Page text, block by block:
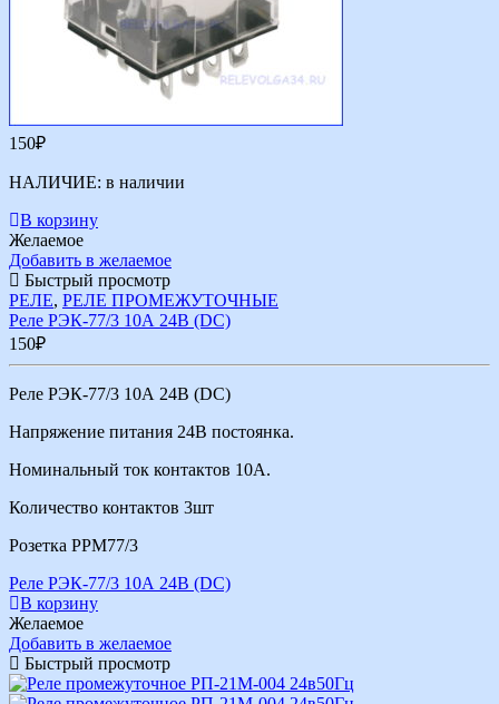
150₽
НАЛИЧИЕ: в наличии
В корзину
Желаемое
Добавить в желаемое
Быстрый просмотр
РЕЛЕ, РЕЛЕ ПРОМЕЖУТОЧНЫЕ
Реле РЭК-77/3 10А 24В (DС)
150₽
Реле РЭК-77/3 10А 24В (DС)
Напряжение питания 24В постоянка.
Номинальный ток контактов 10А.
Количество контактов 3шт
Розетка РРМ77/3
Реле РЭК-77/3 10А 24В (DС)
В корзину
Желаемое
Добавить в желаемое
Быстрый просмотр